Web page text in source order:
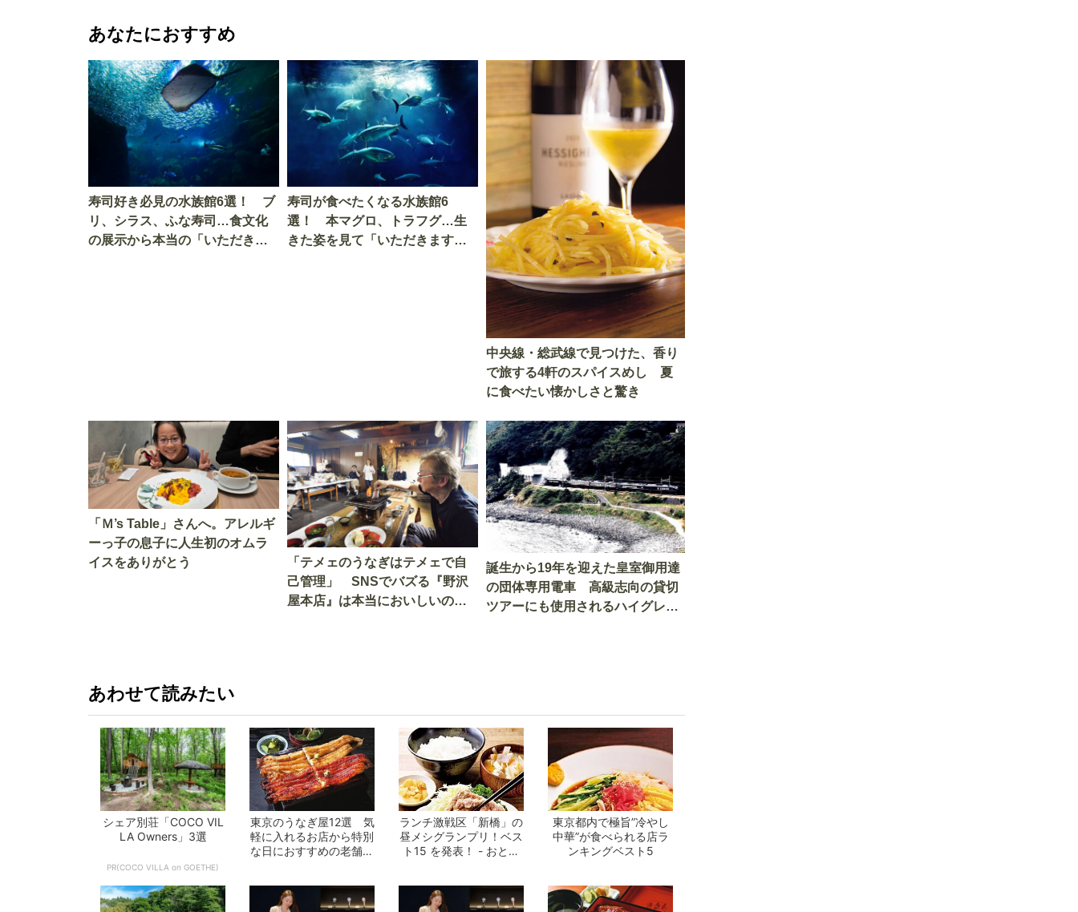
あなたにおすすめ
寿司好き必見の水族館6選！ ブ
リ、シラス、ふな寿司…食文化
の展示から本当の「いただきま
寿司が食べたくなる水族館6
選！ 本マグロ、トラフグ…生
きた姿を見て「いただきます」
中央線・総武線で見つけた、香り
で旅する4軒のスパイスめし 夏
に食べたい懐かしさと驚き
「Ｍ’s Table」さんへ。アレルギ
ーっ子の息子に人生初のオムラ
イスをありがとう
「テメェのうなぎはテメェで自
己管理」 SNSでバズる『野沢
屋本店』は本当においしいの
誕生から19年を迎えた皇室御用達
の団体専用電車 高級志向の貸切
ツアーにも使用されるハイグレー
あわせて読みたい
シェア別荘「COCO VIL
LA Owners」3選
PR(COCO VILLA on GOETHE)
東京のうなぎ屋12選 気
軽に入れるお店から特別
な日におすすめの老舗ま
ランチ激戦区「新橋」の
昼メシグランプリ！ベス
ト15 を発表！ - おとな
東京都内で極旨”冷やし
中華”が食べられる店ラ
ンキングベスト5